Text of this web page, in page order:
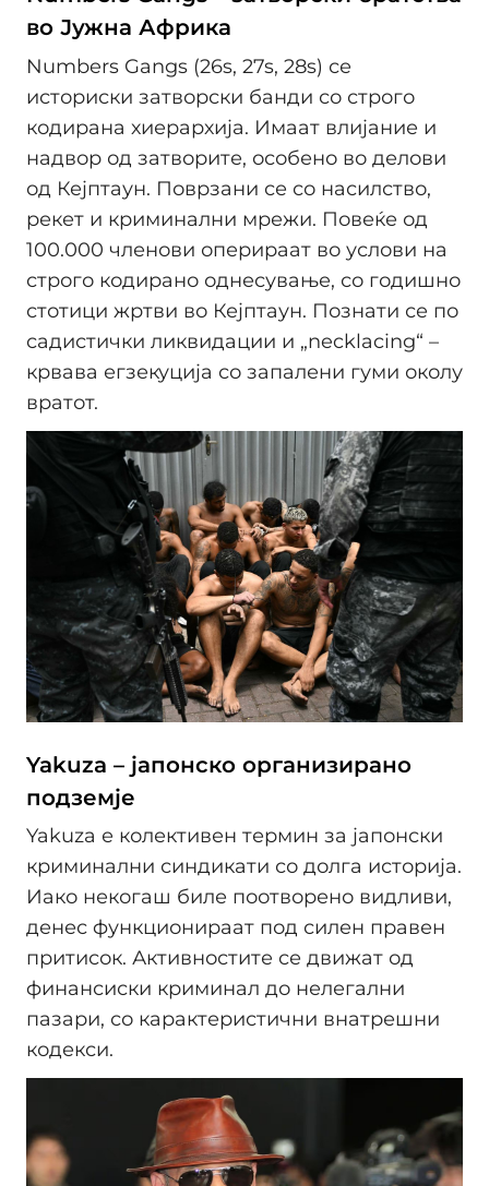
во Јужна Африка
Numbers Gangs (26s, 27s, 28s) се
историски затворски банди со строго
кодирана хиерархија. Имаат влијание и
надвор од затворите, особено во делови
од Кејптаун. Поврзани се со насилство,
рекет и криминални мрежи. Повеќе од
100.000 членови оперираат во услови на
строго кодирано однесување, со годишно
стотици жртви во Кејптаун. Познати се по
садистички ликвидации и „necklacing“ –
крвава егзекуција со запалени гуми околу
вратот.
Yakuza – јапонско организирано
подземје
Yakuza е колективен термин за јапонски
криминални синдикати со долга историја.
Иако некогаш биле поотворено видливи,
денес функционираат под силен правен
притисок. Активностите се движат од
финансиски криминал до нелегални
пазари, со карактеристични внатрешни
кодекси.